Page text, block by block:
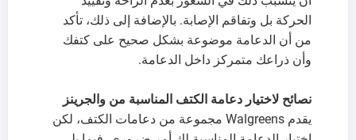
الحركة بل وتفاقم الإصابة. بالإضافة إلى ذلك، تأكد
من أن الدعامة موضوعة بشكل صحيح على كتفك
وأن ذراعك متمركز داخل الدعامة.
نصائح لاختيار دعامة الكتف المناسبة من والجرينز
يقدم Walgreens مجموعة من دعامات الكتف، لكن